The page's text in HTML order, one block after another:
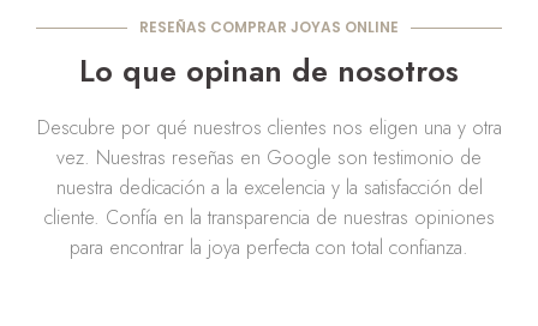
RESEÑAS COMPRAR JOYAS ONLINE
Lo que opinan de nosotros
Descubre por qué nuestros clientes nos eligen una y otra
vez. Nuestras reseñas en Google son testimonio de
nuestra dedicación a la excelencia y la satisfacción del
cliente. Confía en la transparencia de nuestras opiniones
para encontrar la joya perfecta con total confianza.